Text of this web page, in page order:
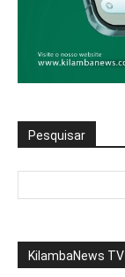
Pesquisar
KilambaNews TV